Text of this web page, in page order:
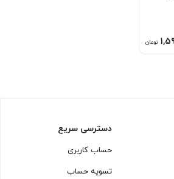
تومان
دسترسی سریع
حساب کاربری
تسویه حساب